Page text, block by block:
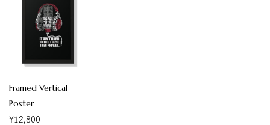
Framed Vertical
Poster
¥12,800